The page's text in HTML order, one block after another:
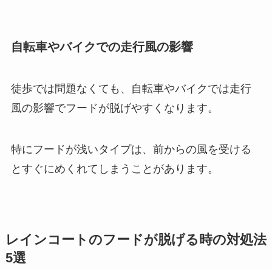
自転車やバイクでの走行風の影響
徒歩では問題なくても、自転車やバイクでは走行
風の影響でフードが脱げやすくなります。
特にフードが浅いタイプは、前からの風を受ける
とすぐにめくれてしまうことがあります。
レインコートのフードが脱げる時の対処法
5選